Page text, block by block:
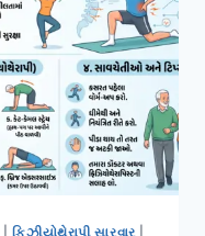
|ફિઝીયોથેરાપી સારવાર